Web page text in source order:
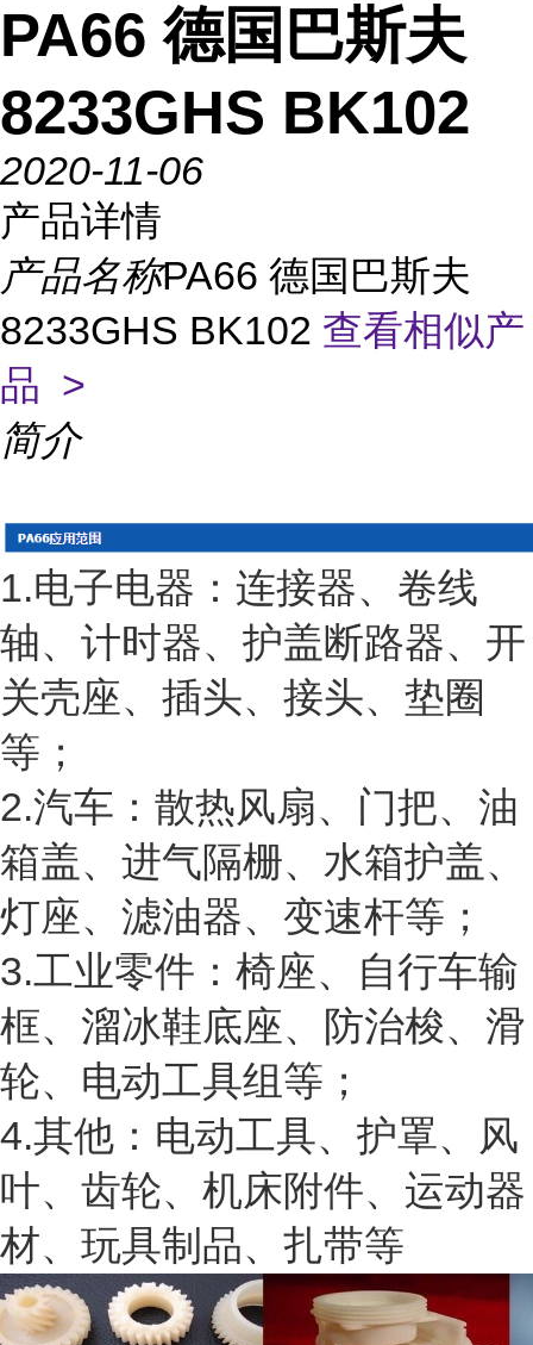
PA66 德国巴斯夫
8233GHS BK102
2020-11-06
产品详情
产品名称PA66 德国巴斯夫
8233GHS BK102 查看相似产
品 >
简介
1.电子电器：连接器、卷线
轴、计时器、护盖断路器、开
关壳座、插头、接头、垫圈
等；
2.汽车：散热风扇、门把、油
箱盖、进气隔栅、水箱护盖、
灯座、滤油器、变速杆等；
3.工业零件：椅座、自行车输
框、溜冰鞋底座、防治梭、滑
轮、电动工具组等；
4.其他：电动工具、护罩、风
叶、齿轮、机床附件、运动器
材、玩具制品、扎带等